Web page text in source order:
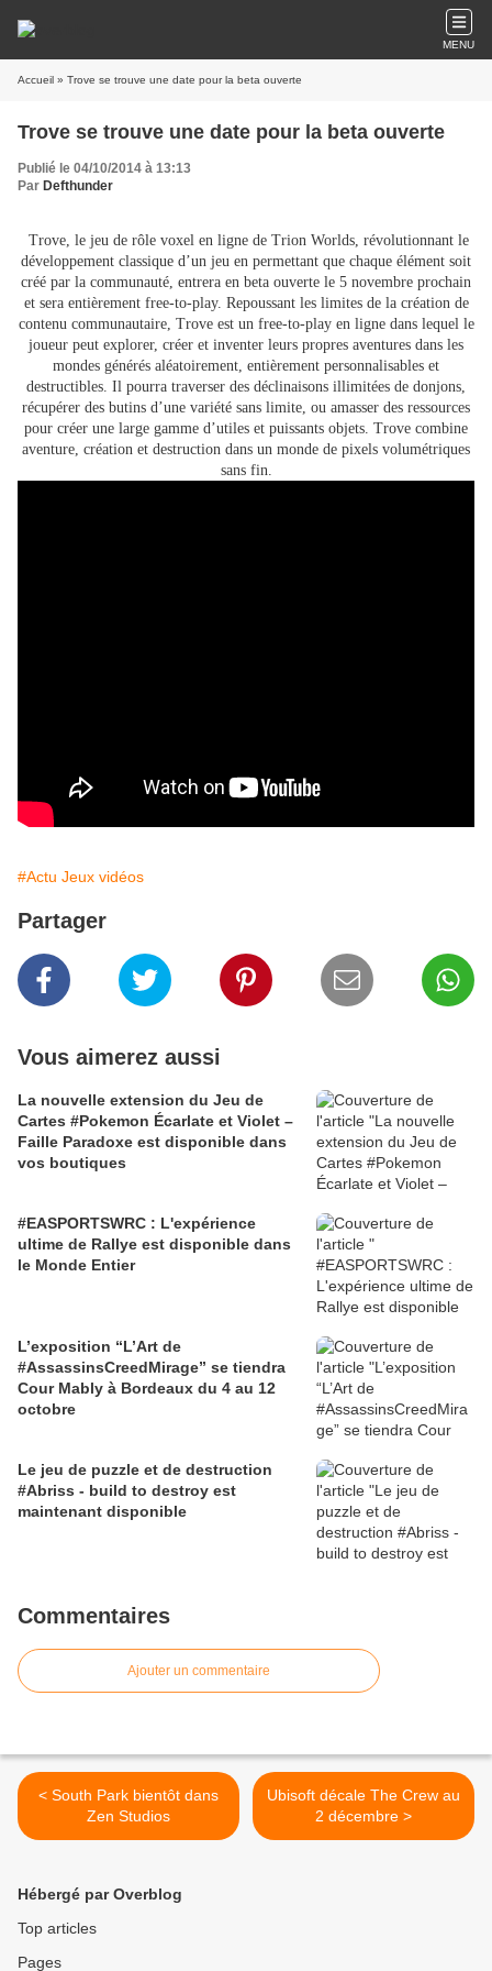
MENU
Accueil
Publié le 04/10/2014 à 13:13
Par Defthunder
Trove, le jeu de rôle voxel en ligne de Trion Worlds, révolutionnant le
développement classique d’un jeu en permettant que chaque élément soit
créé par la communauté, entrera en beta ouverte le 5 novembre prochain
et sera entièrement free-to-play. Repoussant les limites de la création de
contenu communautaire, Trove est un free-to-play en ligne dans lequel le
joueur peut explorer, créer et inventer leurs propres aventures dans les
mondes générés aléatoirement, entièrement personnalisables et
destructibles. Il pourra traverser des déclinaisons illimitées de donjons,
récupérer des butins d’une variété sans limite, ou amasser des ressources
pour créer une large gamme d’utiles et puissants objets. Trove combine
aventure, création et destruction dans un monde de pixels volumétriques
sans fin.
#Actu Jeux vidéos
Partager
Vous aimerez aussi
La nouvelle extension du Jeu de
Cartes #Pokemon Écarlate et Violet –
Faille Paradoxe est disponible dans
vos boutiques
#EASPORTSWRC : L'expérience
ultime de Rallye est disponible dans
le Monde Entier
L’exposition “L’Art de
#AssassinsCreedMirage” se tiendra
Cour Mably à Bordeaux du 4 au 12
octobre
Le jeu de puzzle et de destruction
#Abriss - build to destroy est
maintenant disponible
Commentaires
Ajouter un commentaire
< South Park bientôt dans
Zen Studios
Ubisoft décale The Crew au
2 décembre >
Hébergé par Overblog
Top articles
Pages